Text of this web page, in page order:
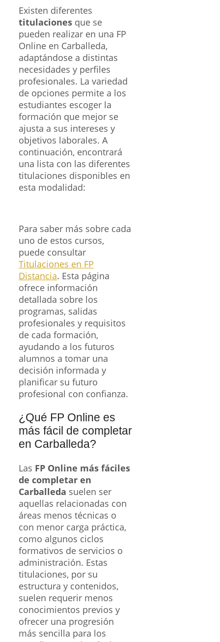
Existen diferentes
titulaciones que se
pueden realizar en una FP
Online en Carballeda,
adaptándose a distintas
necesidades y perfiles
profesionales. La variedad
de opciones permite a los
estudiantes escoger la
formación que mejor se
ajusta a sus intereses y
objetivos laborales. A
continuación, encontrará
una lista con las diferentes
titulaciones disponibles en
esta modalidad:
Para saber más sobre cada
uno de estos cursos,
puede consultar
Titulaciones en FP
Distancia. Esta página
ofrece información
detallada sobre los
programas, salidas
profesionales y requisitos
de cada formación,
ayudando a los futuros
alumnos a tomar una
decisión informada y
planificar su futuro
profesional con confianza.
¿Qué FP Online es
más fácil de completar
en Carballeda?
Las FP Online más fáciles
de completar en
Carballeda suelen ser
aquellas relacionadas con
áreas menos técnicas o
con menor carga práctica,
como algunos ciclos
formativos de servicios o
administración. Estas
titulaciones, por su
estructura y contenidos,
suelen requerir menos
conocimientos previos y
ofrecer una progresión
más sencilla para los